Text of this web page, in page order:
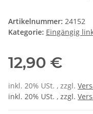
Artikelnummer: 24152
Kategorie: Eingängig
12,90 €
inkl. 20% USt. , zzgl.
inkl. 20% USt. , zzgl.